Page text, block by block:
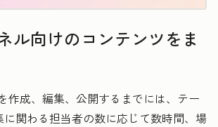
ル向けのコンテンツをま
作成、編集、公開するまでには、テー
に関わる担当者の数に応じて数時間、場